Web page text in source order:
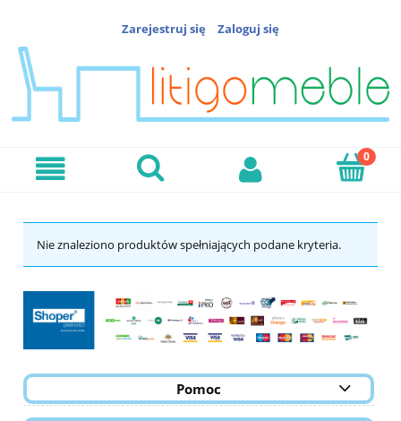
Zarejestruj się Zaloguj się
Nie znaleziono produktów spełniających podane kryteria.
Pomoc